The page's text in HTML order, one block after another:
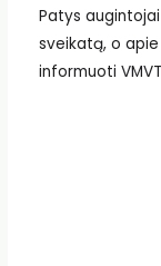
Patys
sveikatą, o
informuoti